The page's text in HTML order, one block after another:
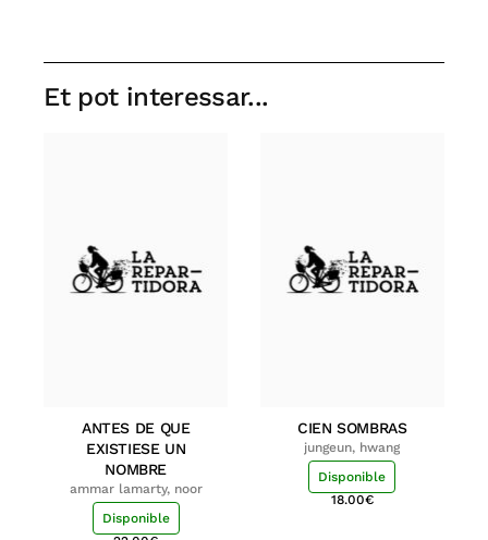
Et pot interessar...
ANTES DE QUE
EXISTIESE UN
NOMBRE
ammar lamarty, noor
Disponible
CIEN SOMBRAS
jungeun, hwang
Disponible
18.00€